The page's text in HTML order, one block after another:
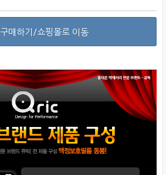
매하기/쇼핑몰로 이동